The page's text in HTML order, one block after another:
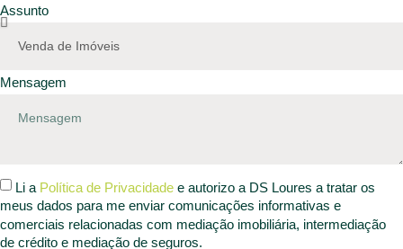
Assunto
Mensagem
Li a Política de Privacidade e autorizo a DS Loures a tratar os
meus dados para me enviar comunicações informativas e
comerciais relacionadas com mediação imobiliária, intermediação
de crédito e mediação de seguros.